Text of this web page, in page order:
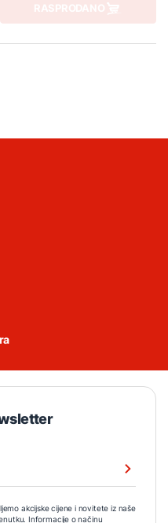
RASPRODANO
akcijske cijene i novitete iz naše
Informacije o načinu